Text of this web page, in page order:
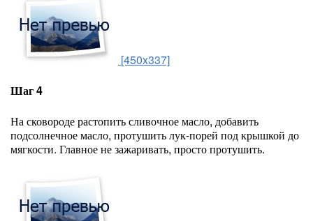
[450x337]
Шаг 4
На сковороде растопить сливочное масло, добавить
подсолнечное масло, протушить лук-порей под крышкой до
мягкости. Главное не зажаривать, просто протушить.